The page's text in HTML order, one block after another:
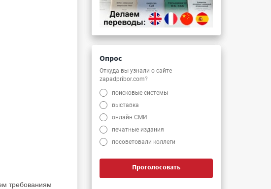
требованиям
Опрос
Откуда вы узнали о сайте
zapadpribor.com?
поисковые системы
выставка
онлайн СМИ
печатные издания
посоветовали коллеги
Проголосовать